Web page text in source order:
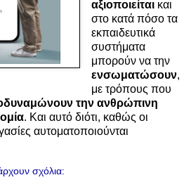
αξιοποιείταικαι
στο κατά πόσο τα
εκπαιδευτικά
συστήματα
μπορούν να την
ενσωματώσουν,
με τρόπους που
την ανθρώπινη
. Και αυτό διότι, καθώς οι
αυτοματοποιούνται
σχόλια: